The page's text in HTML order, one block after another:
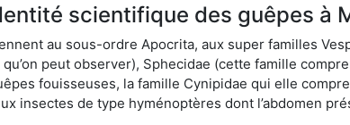
scientifique des guêpes à
au sous-ordre Apocrita, aux super familles
peut observer), Sphecidae (cette famille
fouisseuses, la famille Cynipidae qui elle
insectes de type hyménoptères dont l’abdomen